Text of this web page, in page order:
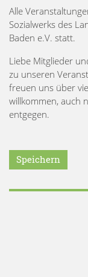
Alle
Sozialwerks des
Baden e.V. statt.
Liebe Mitglieder
zu unseren
freuen uns über
willkommen, auch
entgegen.
Speichern